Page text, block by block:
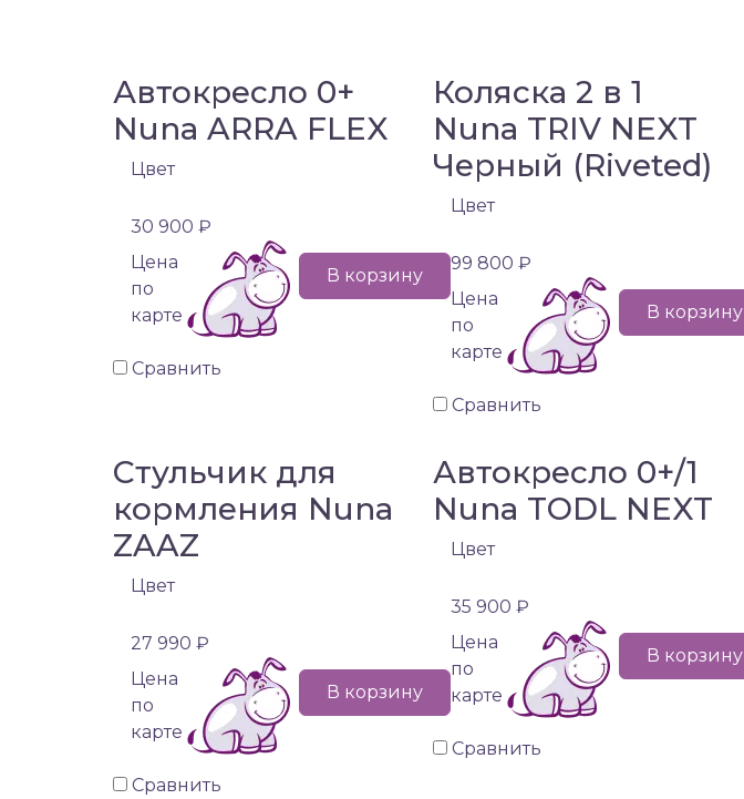
Автокресло 0+
Nuna ARRA FLEX
Цвет
30 900 ₽
Цена
по
карте
В корзину
Сравнить
Коляска 2 в 1
Nuna TRIV NEXT
Черный (Riveted)
Цвет
99 800 ₽
Цена
по
карте
В корзину
Сравнить
Стульчик для
кормления Nuna
ZAAZ
Цвет
27 990 ₽
Цена
по
карте
В корзину
Сравнить
Автокресло 0+/1
Nuna TODL NEXT
Цвет
35 900 ₽
Цена
по
карте
В корзину
Сравнить